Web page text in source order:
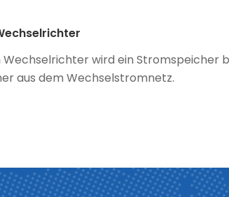
Wechselrichter wird ein Stromspeicher
aus dem Wechselstromnetz.